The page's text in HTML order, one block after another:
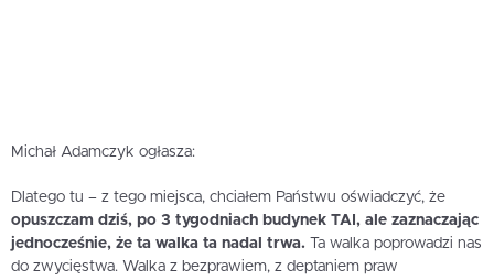
Michał Adamczyk ogłasza:
Dlatego tu – z tego miejsca, chciałem Państwu oświadczyć, że
opuszczam dziś, po 3 tygodniach budynek TAI, ale zaznaczając
jednocześnie, że ta walka ta nadal trwa. Ta walka poprowadzi nas
do zwycięstwa. Walka z bezprawiem, z deptaniem praw